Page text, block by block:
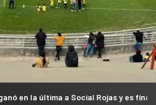
Social Rojas y es finalista del Anual